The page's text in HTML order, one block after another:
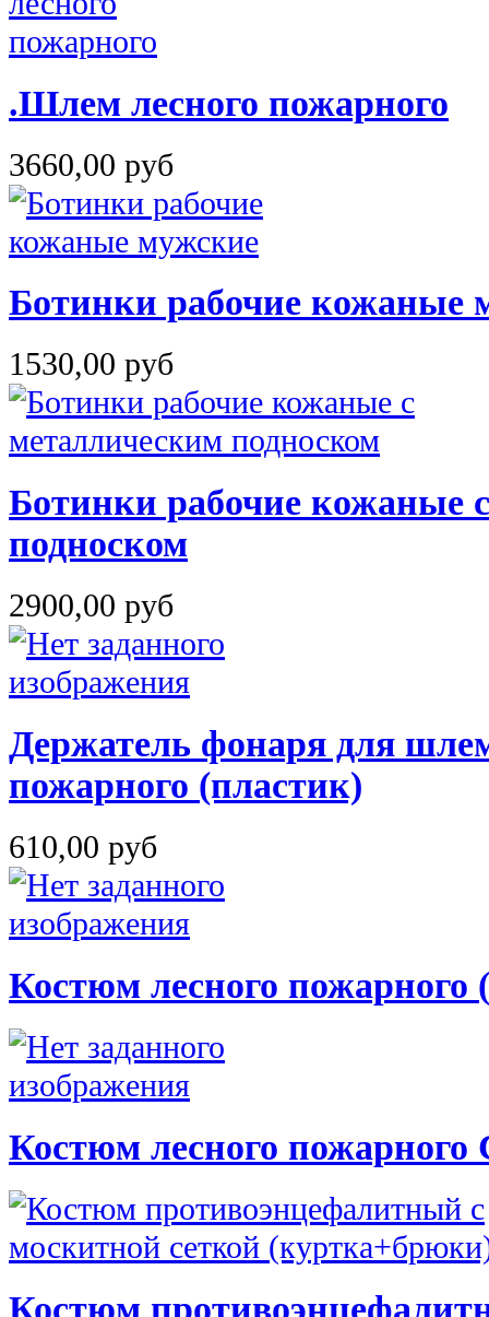
.Шлем лесного пожарного
3660,00 руб
Ботинки рабочие кожаные
1530,00 руб
Ботинки рабочие кожаные
подноском
2900,00 руб
Держатель фонаря для
пожарного (пластик)
610,00 руб
Костюм лесного
Костюм лесного пожарного
Костюм